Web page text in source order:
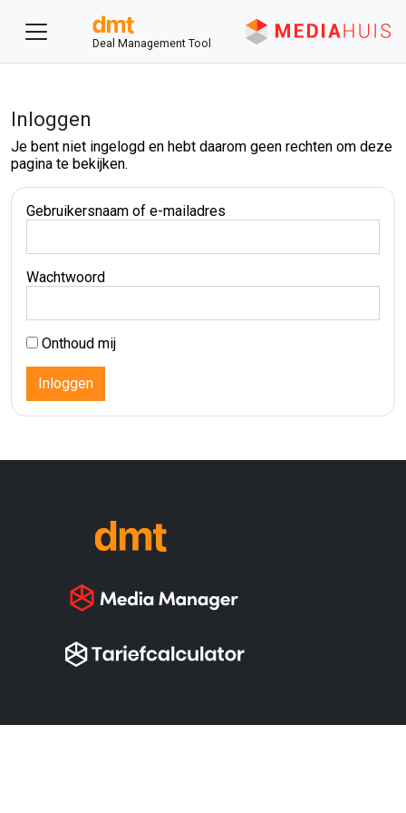
Deal Management Tool
Inloggen
Je bent niet ingelogd en hebt daarom geen rechten om deze
pagina te bekijken.
Gebruikersnaam of e-mailadres
Wachtwoord
Onthoud mij